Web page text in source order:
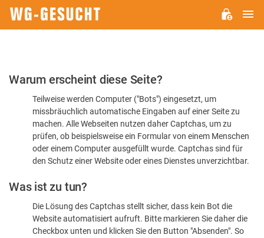
Bitte
dass
sind
Warum erscheint diese Seite?
Teilweise werden Computer ("Bots") eingesetzt, um
missbräuchlich automatische Eingaben auf einer Seite zu
machen. Alle Webseiten nutzen daher Captchas, um zu
prüfen, ob beispielsweise ein Formular von einem Menschen
oder einem Computer ausgefüllt wurde. Captchas sind für
den Schutz einer Website oder eines Dienstes unverzichtbar.
Was ist zu tun?
Die Lösung des Captchas stellt sicher, dass kein Bot die
Website automatisiert aufruft. Bitte markieren Sie daher die
Checkbox unten und klicken Sie den Button "Absenden". So